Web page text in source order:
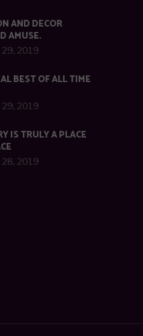
AND DECOR
AMUSE.
29, 2019
BEST OF ALL TIME
29, 2019
IS TRULY A PLACE
28, 2019